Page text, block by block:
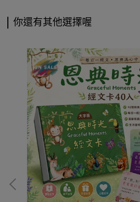
你還有其他選擇喔